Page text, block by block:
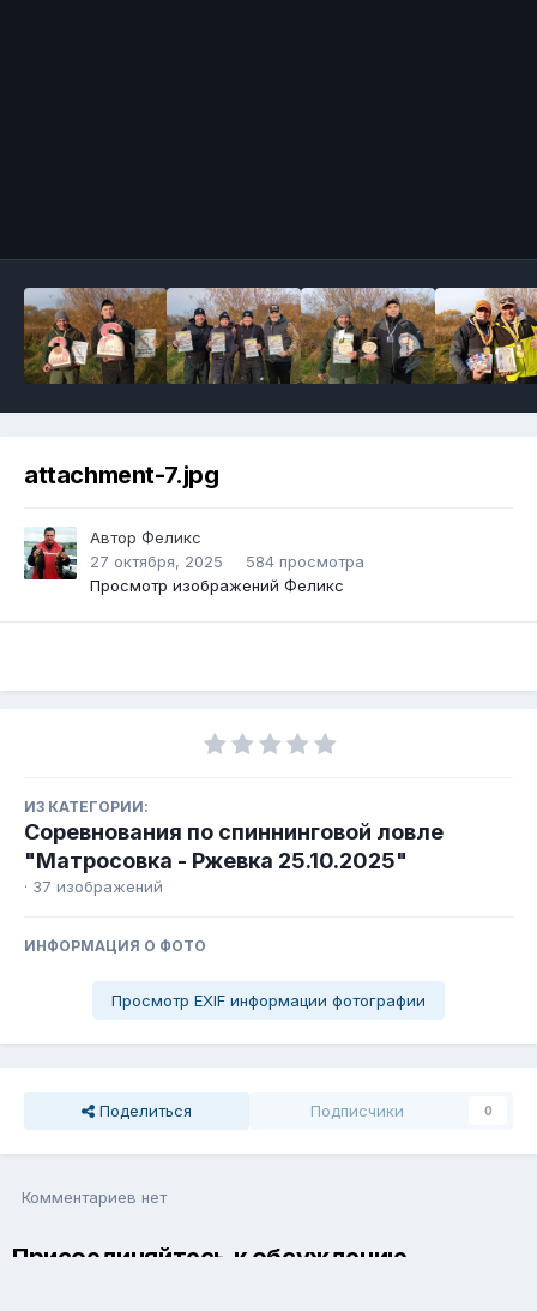
attachment-7.jpg
Автор Феликс
27 октября, 2025
584 просмотра
Просмотр изображений Феликс
ИЗ КАТЕГОРИИ:
Соревнования по спиннинговой ловле
"Матросовка - Ржевка 25.10.2025"
· 37 изображений
ИНФОРМАЦИЯ О ФОТО
Просмотр EXIF информации фотографии
Поделиться Подписчики 0
Комментариев нет
Присоединяйтесь к обсуждению